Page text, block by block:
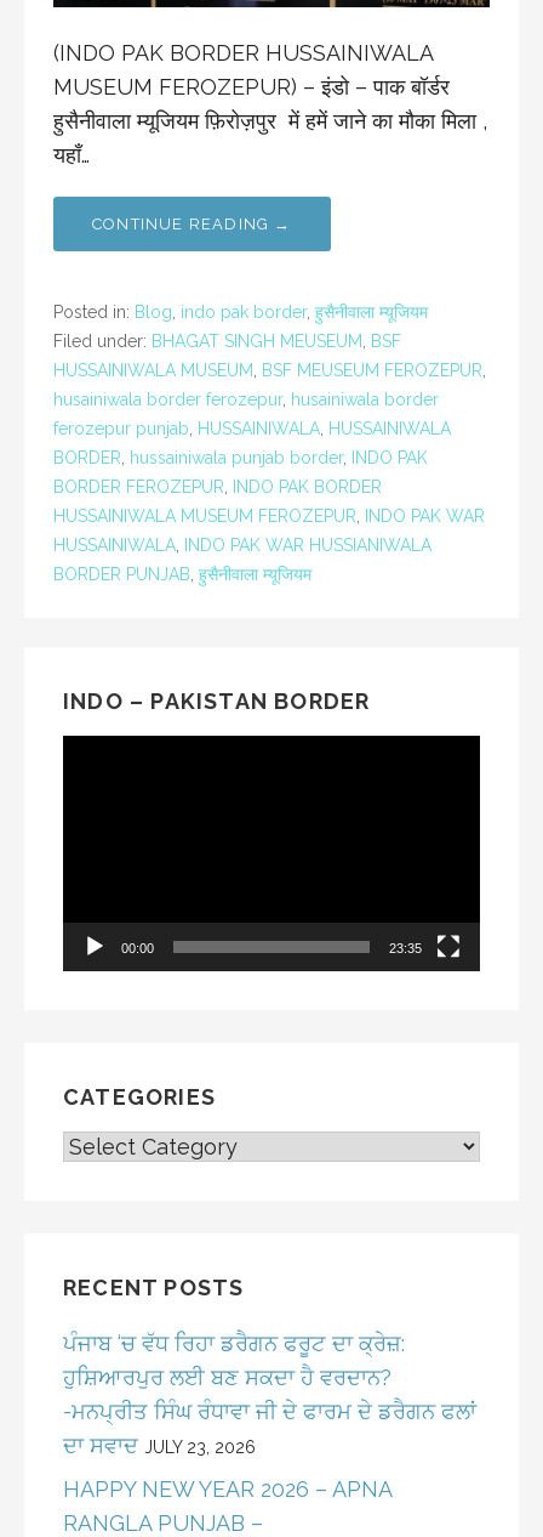
(INDO PAK BORDER HUSSAINIWALA
MUSEUM FEROZEPUR) – इंडो – पाक बॉर्डर
हुसैनीवाला म्यूजियम फ़िरोज़पुर में हमें जाने का मौका मिला ,
यहाँ…
CONTINUE READING →
Posted in: Blog, indo pak border, हुसैनीवाला म्यूजियम
Filed under: BHAGAT SINGH MEUSEUM, BSF
HUSSAINIWALA MUSEUM, BSF MEUSEUM FEROZEPUR,
husainiwala border ferozepur, husainiwala border
ferozepur punjab, HUSSAINIWALA, HUSSAINIWALA
BORDER, hussainiwala punjab border,
INDO PAK
BORDER FEROZEPUR,
INDO PAK BORDER
HUSSAINIWALA MUSEUM FEROZEPUR,
INDO PAK WAR
HUSSAINIWALA,
INDO PAK WAR HUSSIANIWALA
BORDER PUNJAB, हुसैनीवाला म्यूजियम
INDO – PAKISTAN BORDER
00:00 23:35
CATEGORIES
CATEGORIES
RECENT POSTS
ਪੰਜਾਬ ‘ਚ ਵੱਧ ਰਿਹਾ ਡਰੈਗਨ ਫਰੂਟ ਦਾ ਕ੍ਰੇਜ਼:
ਹੁਸ਼ਿਆਰਪੁਰ ਲਈ ਬਣ ਸਕਦਾ ਹੈ ਵਰਦਾਨ?
-ਮਨਪ੍ਰੀਤ ਸਿੰਘ ਰੰਧਾਵਾ ਜੀ ਦੇ ਫਾਰਮ ਦੇ ਡਰੈਗਨ ਫਲਾਂ
ਦਾ ਸਵਾਦ JULY 23, 2026
HAPPY NEW YEAR 2026 – APNA
RANGLA PUNJAB –